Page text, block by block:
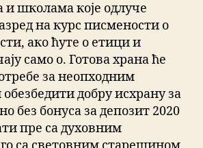
школама које одлуче
на курс писмености о
ако ћуте о етици и
само о. Готова храна ће
за неопходним
добру исхрану за
без бонуса за депозит 2020
пре са духовним